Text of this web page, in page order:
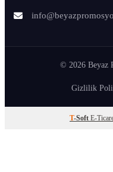
© 2026 Beyaz
Gizlilik
T-Soft E-